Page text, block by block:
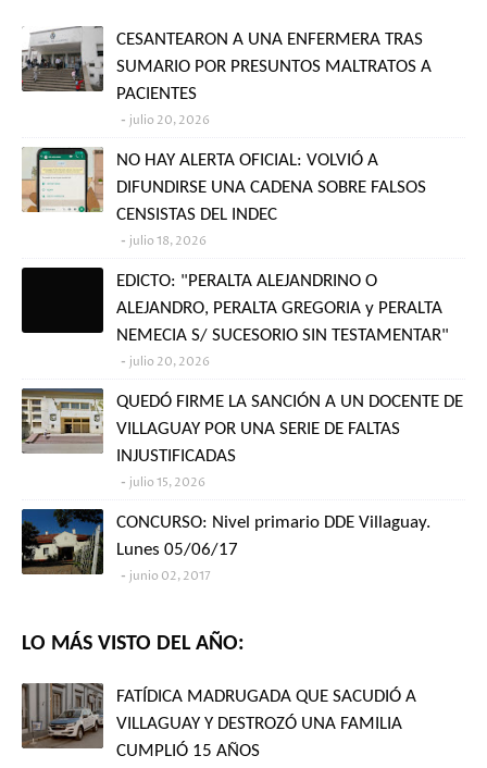
CESANTEARON A UNA ENFERMERA TRAS
SUMARIO POR PRESUNTOS MALTRATOS A
PACIENTES
julio 20, 2026
NO HAY ALERTA OFICIAL: VOLVIÓ A
DIFUNDIRSE UNA CADENA SOBRE FALSOS
CENSISTAS DEL INDEC
julio 18, 2026
EDICTO: "PERALTA ALEJANDRINO O
ALEJANDRO, PERALTA GREGORIA y PERALTA
NEMECIA S/ SUCESORIO SIN TESTAMENTAR"
julio 20, 2026
QUEDÓ FIRME LA SANCIÓN A UN DOCENTE DE
VILLAGUAY POR UNA SERIE DE FALTAS
INJUSTIFICADAS
julio 15, 2026
CONCURSO: Nivel primario DDE Villaguay.
Lunes 05/06/17
junio 02, 2017
LO MÁS VISTO DEL AÑO:
FATÍDICA MADRUGADA QUE SACUDIÓ A
VILLAGUAY Y DESTROZÓ UNA FAMILIA
CUMPLIÓ 15 AÑOS